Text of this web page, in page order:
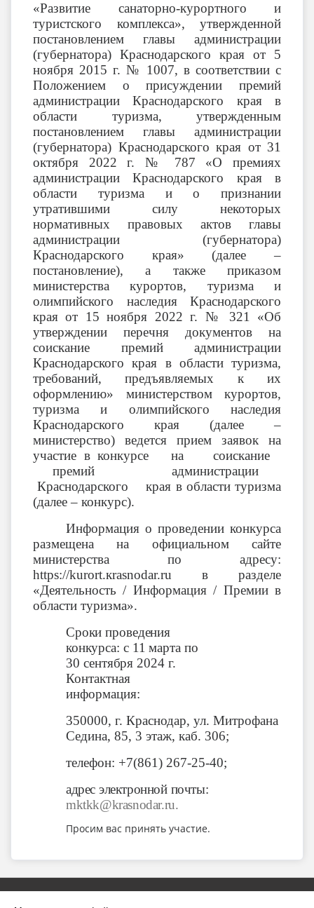
«Развитие санаторно-курортного и
туристского комплекса», утвержденной
постановлением главы администрации
(губернатора) Краснодарского краяот
5
ноября 2015 г. № 1007, в соответствии с
Положением о присуждении премий
администрации Краснодарского края в
области туризма, утвержденным
постановлением главы администрации
(губернатора) Краснодарского края от 31
октября 2022 г. № 787 «О премиях
администрации Краснодарского края в
области туризма и о признании
утратившими силу некоторых
нормативных правовых актов главы
администрации (губернатора)
Краснодарского края» (далее –
постановление), а также приказом
министерства курортов, туризма и
олимпийского наследия Краснодарского
края от 15 ноября 2022 г. № 321 «Об
утверждении перечня документов на
соискание премий администрации
Краснодарского края в области туризма,
требований, предъявляемых к их
оформлению» министерством курортов,
туризма и олимпийского наследия
Краснодарского края (далее –
министерство) ведется прием заявок на
участие в конкурсе на соискание
премий администрации
Краснодарского края в области туризма
(далее – конкурс).
Информация о проведении конкурса
размещена на официальном сайте
министерства по адресу:
https://kurort.кrasnodar.ru в разделе
«Деятельность / Информация / Премии в
области туризма».
Сроки проведения
конкурса: с 11 марта по
30 сентября 2024 г.
Контактная
информация:
350000, г. Краснодар, ул. Митрофана
Седина, 85, 3 этаж, каб. 306;
телефон: +7(861) 267-25-40;
адрес электронной почты:
mktkk@krasnodar.ru.
Просим вас принять участие.